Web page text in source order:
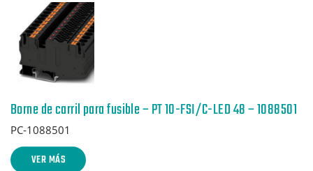
Borne de carril para fusible – PT 10-FSI/C-LED 48 – 1088501
PC-1088501
VER MÁS